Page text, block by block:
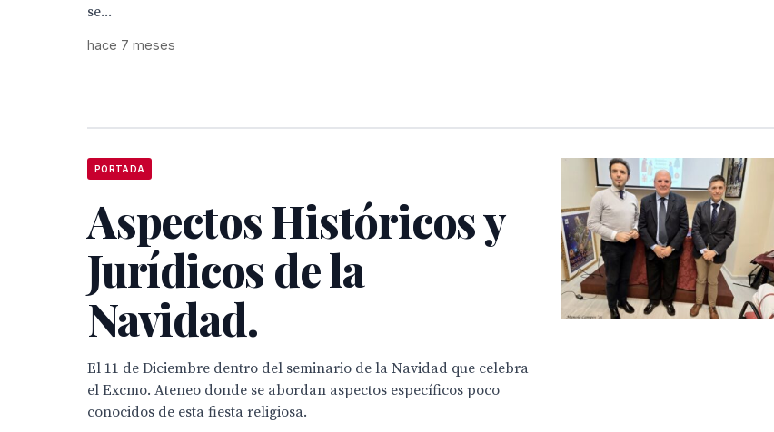
se...
hace 7 meses
PORTADA
Aspectos Históricos y
Jurídicos de la
Navidad.
El 11 de Diciembre dentro del seminario de la Navidad que celebra
el Excmo. Ateneo donde se abordan aspectos específicos poco
conocidos de esta fiesta religiosa.